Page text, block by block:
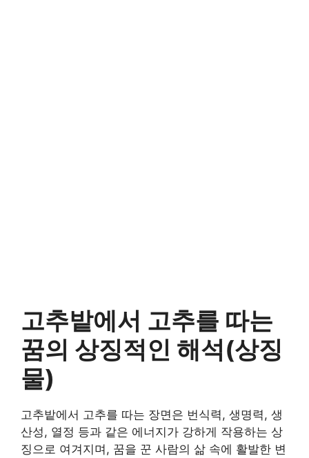
고추밭에서 고추를 따는
꿈의 상징적인 해석(상징
물)
고추밭에서 고추를 따는 장면은 번식력, 생명력, 생
산성, 열정 등과 같은 에너지가 강하게 작용하는 상
징으로 여겨지며, 꿈을 꾼 사람의 삶 속에 활발한 변